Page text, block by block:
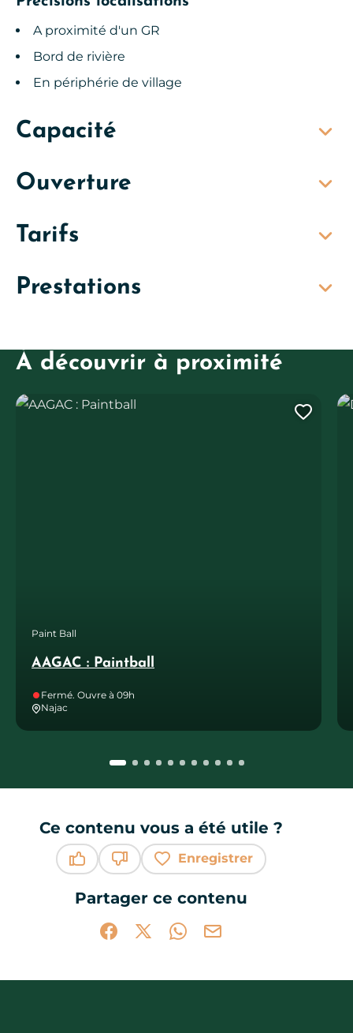
A proximité d'un GR
Bord de rivière
En périphérie de village
Capacité
Ouverture
Tarifs
Prestations
À découvrir à proximité
AAGAC : Paintball
Paint Ball
Fermé. Ouvre à 09h
Najac
AAGAC : Paintball
Ce contenu vous a été utile ?
Enregistrer
Partager ce contenu
Partager sur Facebook (nouvelle
Partager sur X / Twitter (nouvelle
Partager sur WhatsApp
Partager par mail